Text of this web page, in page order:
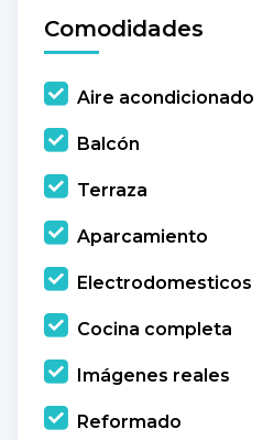
Comodidades
Aire acondicionado
Balcón
Terraza
Aparcamiento
Electrodomesticos
Cocina completa
Imágenes reales
Reformado